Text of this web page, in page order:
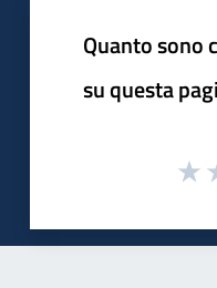
Quanto sono
su questa